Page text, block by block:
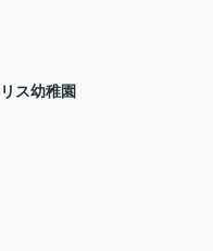
ス幼稚園